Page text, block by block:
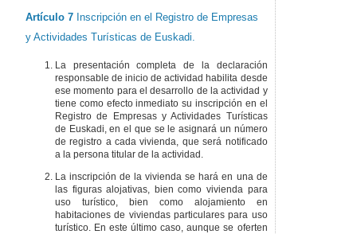
Artículo 7 Inscripción en el Registro de Empresas
y Actividades Turísticas de Euskadi.
La presentación completa de la declaración
responsable de inicio de actividad habilita desde
ese momento para el desarrollo de la actividad y
tiene como efecto inmediato su inscripción en el
Registro de Empresas y Actividades Turísticas
de Euskadi, en el que se le asignará un número
de registro a cada vivienda, que será notificado
a la persona titular de la actividad.
La inscripción de la vivienda se hará en una de
las figuras alojativas, bien como vivienda para
uso turístico, bien como alojamiento en
habitaciones de viviendas particulares para uso
turístico. En este último caso, aunque se oferten